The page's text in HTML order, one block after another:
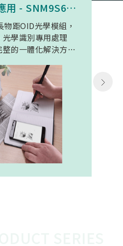
光學手寫筆應用 - SNM9S6100BC4000A
距OID光學模組，
學識別專用處理
的一體化解決方
保持小型化的同時，
範圍，使其能在離紙
精確讀取碼點，同時
，能確保書寫筆跡
週期，並確保在小型
精度與穩定度，讓產
的方式，將紙本與數
。